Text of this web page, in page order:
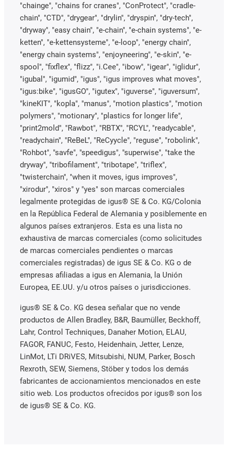
"chainge", "chains for cranes", "ConProtect", "cradle-
chain", "CTD", "drygear", "drylin", "dryspin", "dry-tech",
"dryway", "easy chain", "e-chain", "e-chain systems", "e-
ketten", "e-kettensysteme", "e-loop", "energy chain",
"energy chain systems", "enjoyneering", "e-skin", "e-
spool", "fixflex", "flizz", "i.Cee", "ibow", "igear", "iglidur",
"igubal", "igumid", "igus", "igus improves what moves",
"igus:bike", "igusGO", "igutex", "iguverse", "iguversum",
"kineKIT", "kopla", "manus", "motion plastics", "motion
polymers", "motionary", "plastics for longer life",
"print2mold", "Rawbot", "RBTX", "RCYL", "readycable",
"readychain", "ReBeL", "ReCyycle", "reguse", "robolink",
"Rohbot", "savfe", "speedigus", "superwise", "take the
dryway", "tribofilament", "tribotape", "triflex",
"twisterchain", "when it moves, igus improves",
"xirodur", "xiros" y "yes" son marcas comerciales
legalmente protegidas de igus® SE & Co. KG/Colonia
en la República Federal de Alemania y posiblemente en
algunos países extranjeros. Esta es una lista no
exhaustiva de marcas comerciales (como solicitudes
de marcas comerciales pendientes o marcas
comerciales registradas) de igus SE & Co. KG o de
empresas afiliadas a igus en Alemania, la Unión
Europea, EE.UU. y/u otros países o jurisdicciones.
igus® SE & Co. KG desea señalar que no vende
productos de Allen Bradley, B&R, Baumüller, Beckhoff,
Lahr, Control Techniques, Danaher Motion, ELAU,
FAGOR, FANUC, Festo, Heidenhain, Jetter, Lenze,
LinMot, LTi DRiVES, Mitsubishi, NUM, Parker, Bosch
Rexroth, SEW, Siemens, Stöber y todos los demás
fabricantes de accionamientos mencionados en este
sitio web. Los productos ofrecidos por igus® son los
de igus® SE & Co. KG.